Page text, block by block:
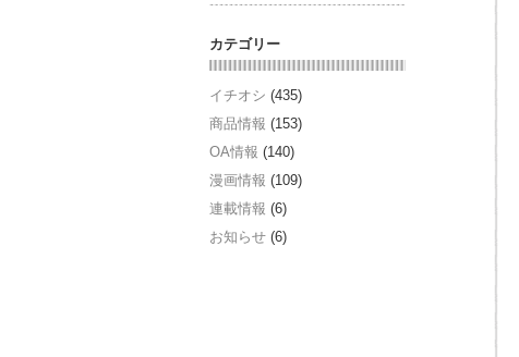
カテゴリー
イチオシ (435)
商品情報 (153)
OA情報 (140)
漫画情報 (109)
連載情報 (6)
お知らせ (6)